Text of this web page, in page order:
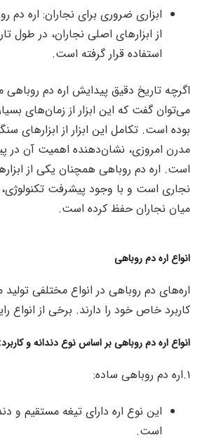
ابزاری ضروری برای نجاران: اره دم
از ابزارهای اصلی نجاران، در طول
استفاده قرار گرفته است.
اگرچه تاریخ دقیق پیدایش اره دم
می‌توان گفت که این ابزار از زمان‌های
بوده است. تکامل این ابزار از ابزارهای
مدرن امروزی، نشان‌دهنده اهمیت آن
است. اره دم روباهی همچنان یکی از
نجاری است و با وجود پیشرفت تکنولوژی،
میان نجاران حفظ کرده است.
انواع اره دم روباهی
اره‌های دم روباهی در انواع مختلفی
کاربرد خاص خود را دارند. برخی از انواع
انواع اره دم روباهی بر اساس نوع دندانه و کاربرد:
۱.اره دم روباهی ساده:
این نوع اره دارای تیغه مستقیم و
است.